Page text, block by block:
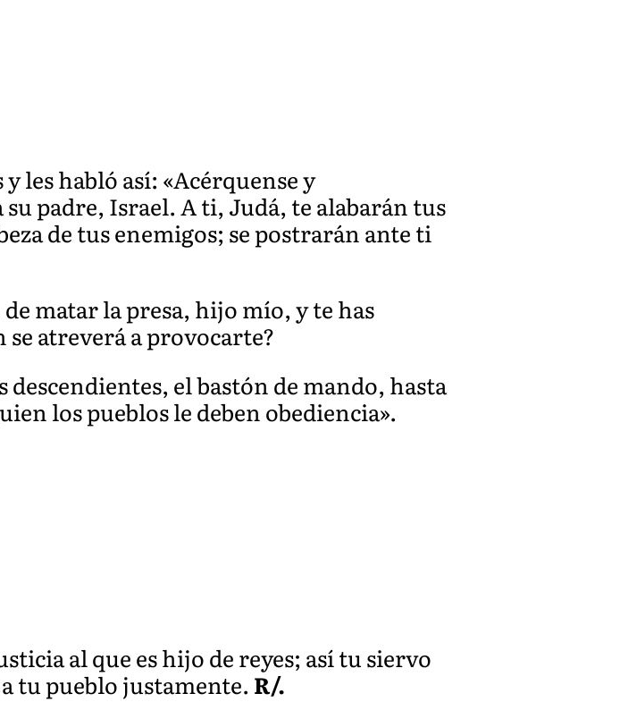
les habló así: «Acérquense y
padre, Israel. A ti, Judá, te alabarán tus
de tus enemigos; se postrarán ante ti
matar la presa, hijo mío, y te has
atreverá a provocarte?
descendientes, el bastón de mando, hasta
los pueblos le deben obediencia».
al que es hijo de reyes; así tu siervo
tu pueblo justamente. R/.